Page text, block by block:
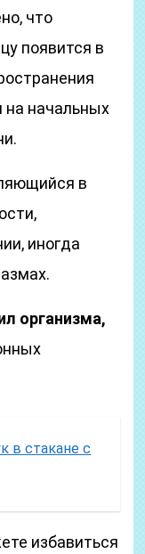
что
появится в
на начальных
в
иногда
организма,
в стакане с
избавиться